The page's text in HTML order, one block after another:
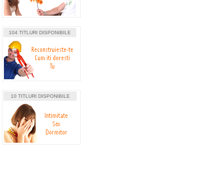
104 TITLURI DISPONIBILE
10 TITLURI DISPONIBILE